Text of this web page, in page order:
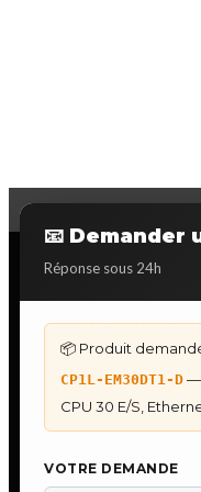
📧 Demander
Réponse sous 24h
📦 Produit
CP1L-EM30DT1-D —
CPU 30 E/S,
VOTRE DEMANDE
DÉPANNAGE
Dépannage
Dépannage
Dépannage
Dépannage